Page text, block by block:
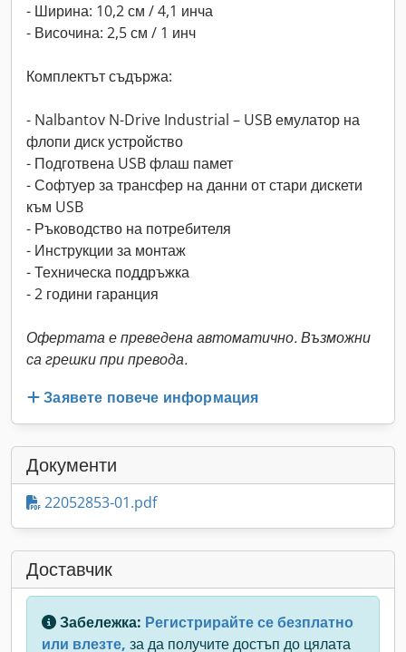
- Ширина: 10,2 см / 4,1 инча
- Височина: 2,5 см / 1 инч
Комплектът съдържа:
- Nalbantov N-Drive Industrial – USB емулатор на
флопи диск устройство
- Подготвена USB флаш памет
- Софтуер за трансфер на данни от стари дискети
към USB
- Ръководство на потребителя
- Инструкции за монтаж
- Техническа поддръжка
- 2 години гаранция
Офертата е преведена автоматично. Възможни
са грешки при превода.
Заявете повече информация
Документи
22052853-01.pdf
Доставчик
Забележка: Регистрирайте се безплатно
или влезте, за да получите достъп до цялата